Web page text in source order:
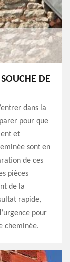
DE
dans la
pour que
et
sont en
de ces
pièces
de la
rapide,
pour
cheminée.